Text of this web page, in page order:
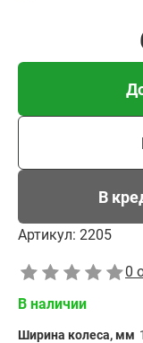
В
Артикул: 2205
0
В наличии
Ширина колеса, мм